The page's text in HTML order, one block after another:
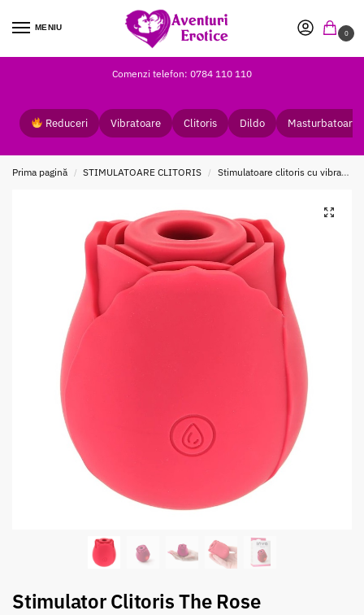
MENIU
0
Comenzi telefon: 0784 110 110
Reduceri Vibratoare Clitoris Dildo Masturbatoare
Prima pagină / STIMULATOARE CLITORIS / Stimulatoare clitoris cu vibratii
Stimulator Clitoris The Rose